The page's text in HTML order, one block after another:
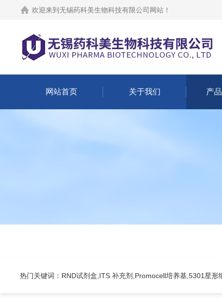
欢迎来到 无锡药科美生物科技有限公司网站 ！
网站首页 关于我们 产
热门关键词：RND试剂盒,ITS 补充剂,Promocell培养基,5301星形